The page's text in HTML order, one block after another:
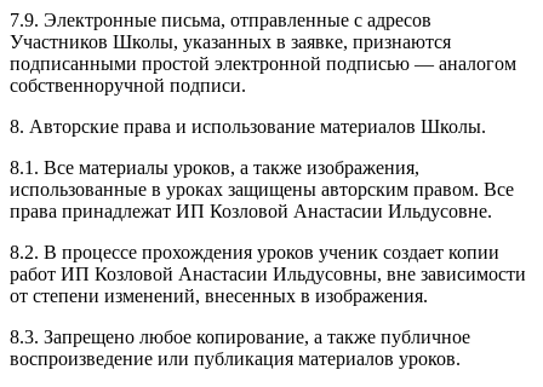
7.9. Электронные письма, отправленные с адресов
Участников Школы, указанных в заявке, признаются
подписанными простой электронной подписью — аналогом
собственноручной подписи.
8. Авторские права и использование материалов Школы.
8.1. Все материалы уроков, а также изображения,
использованные в уроках защищены авторским правом. Все
права принадлежат ИП Козловой Анастасии Ильдусовне.
8.2. В процессе прохождения уроков ученик создает копии
работ ИП Козловой Анастасии Ильдусовны, вне зависимости
от степени изменений, внесенных в изображения.
8.3. Запрещено любое копирование, а также публичное
воспроизведение или публикация материалов уроков.